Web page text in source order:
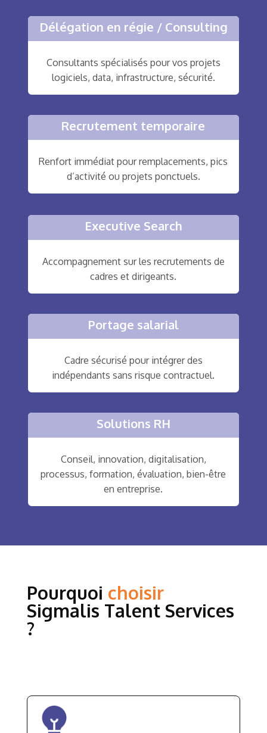
Délégation en régie / Consulting
Consultants spécialisés pour vos projets
logiciels, data, infrastructure, sécurité.
Recrutement temporaire
Renfort immédiat pour remplacements, pics
d’activité ou projets ponctuels.
Executive Search
Accompagnement sur les recrutements de
cadres et dirigeants.
Portage salarial
Cadre sécurisé pour intégrer des
indépendants sans risque contractuel.
Solutions RH
Conseil, innovation, digitalisation,
processus, formation, évaluation, bien-être
en entreprise.
Pourquoi choisir
Sigmalis Talent Services
?